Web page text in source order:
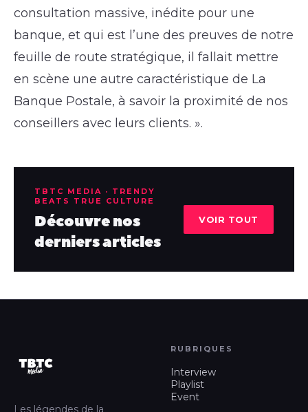
consultation massive, inédite pour une
banque, et qui est l’une des preuves de notre
feuille de route stratégique, il fallait mettre
en scène une autre caractéristique de La
Banque Postale, à savoir la proximité de nos
conseillers avec leurs clients. ».
TBTC MEDIA · TRENDY
BEATS TRUE CULTURE
Découvre nos
derniers articles
VOIR TOUT
Les légendes de la
RUBRIQUES
Interview
Playlist
Event